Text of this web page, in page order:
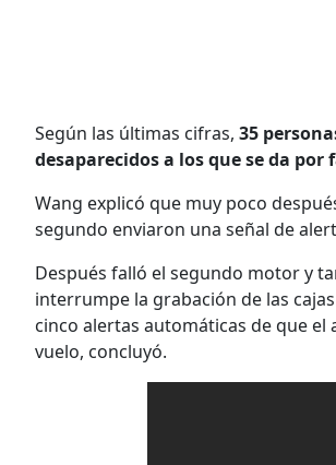
Según las últimas cifras, 35
desaparecidos a los que se da por
Wang explicó que muy poco
segundo enviaron una señal de
Después falló el segundo motor y
interrumpe la grabación de las
cinco alertas automáticas de que
vuelo, concluyó.